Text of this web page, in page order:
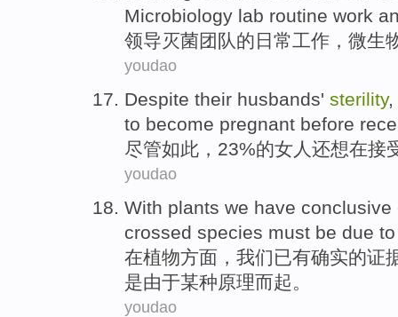
Microbiology lab routine work
领导灭菌团队的 日常工作 ， 微生
youdao
Despite their husbands' sterility,
to become pregnant before
尽管如此 ，23%的女人 还想在接
youdao
With plants we have conclusive
crossed species must be due
在植物方面 ， 我们已有确实的证
是由于某种原理而起。
youdao